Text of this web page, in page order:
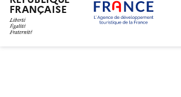
FRANÇAISE